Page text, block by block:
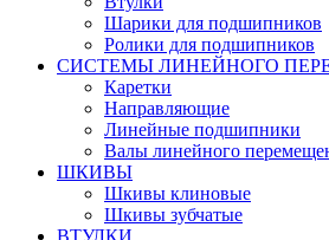
Шарики для подшипников
Ролики для подшипников
СИСТЕМЫ ЛИНЕЙНОГО
Каретки
Направляющие
Линейные подшипники
Валы линейного
ШКИВЫ
Шкивы клиновые
Шкивы зубчатые